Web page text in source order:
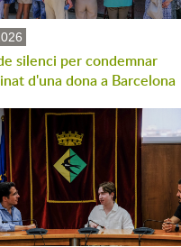
silenci per condemnar
d'una dona a Barcelona